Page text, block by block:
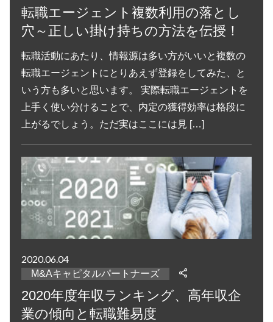
転職エージェント複数利用の落とし
穴～正しい掛け持ちの方法を伝授！
転職活動にあたり、情報源は多い方がいいと複数の
転職エージェントにとりあえず登録をしてみた、と
いう方も多いと思います。 実際転職エージェントを
上手く使い分けることで、内定の獲得効率は格段に
上がるでしょう。ただ実はここには見 […]
2020.06.04
M&Aキャピタルパートナーズ
2020年度年収ランキング、高年収企
業の傾向と転職難易度